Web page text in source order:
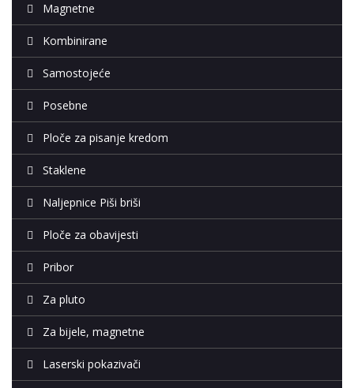
Magnetne
Kombinirane
Samostojeće
Posebne
Ploče za pisanje kredom
Staklene
Naljepnice Piši briši
Ploče za obavijesti
Pribor
Za pluto
Za bijele, magnetne
Laserski pokazivači